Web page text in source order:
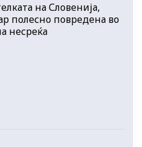
на Словенија,
полесно повредена во
несреќа